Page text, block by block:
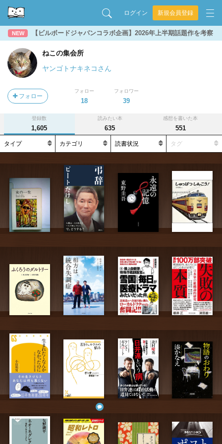
ログイン 新規会員登録
NEW 【ビルボードジャパンコラボ企画】2026年上半期話題作を考察
ねこの集会所
ヤンゴトナキネコさん
フォロー
フォロー
18
フォロワー
39
登録数
1,605
読みたい本
635
感想を書いた本
551